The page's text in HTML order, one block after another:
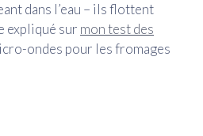
dans l’eau – ils flottent
expliqué sur mon test des
ondes pour les fromages